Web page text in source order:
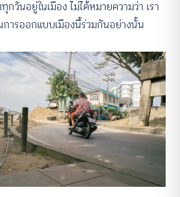
กวันอยู่ในเมือง ไม่ได้หมายความว่า เรา
การออกแบบเมืองนี้ร่วมกันอย่างนั้น